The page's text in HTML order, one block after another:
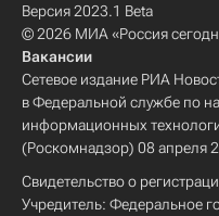
Версия 2023.1 Beta
© 2026 МИА «Россия
Вакансии
Сетевое издание РИА
в Федеральной службе по
информационных
(Роскомнадзор) 08 апреля
Свидетельство о
Учредитель: Федеральное